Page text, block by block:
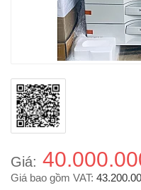
Giá:
Giá bao gồm VAT: